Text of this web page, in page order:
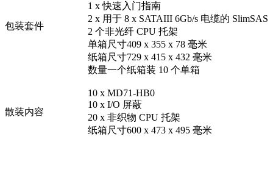
包装套件
1 x 快速入门指南
2 x 用于 8 x SATAIII 6Gb/s 电缆的 SlimSAS
2 个非光纤 CPU 托架
单箱尺寸409 x 355 x 78 毫米
纸箱尺寸729 x 415 x 432 毫米
数量一个纸箱装 10 个单箱
散装内容
10 x MD71-HB0
10 x I/O 屏蔽
20 x 非织物 CPU 托架
纸箱尺寸600 x 473 x 495 毫米